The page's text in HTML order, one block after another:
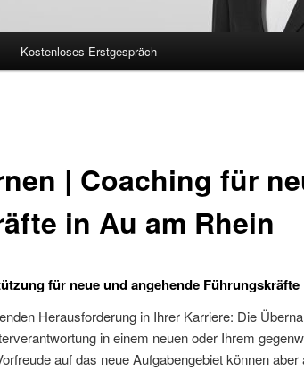
Kostenloses Erstgespräch
| Coaching für
in Au am Rhein
für neue und angehende Führungskräfte
Herausforderung in Ihrer Karriere: Die
in einem neuen oder Ihrem
auf das neue Aufgabengebiet können aber